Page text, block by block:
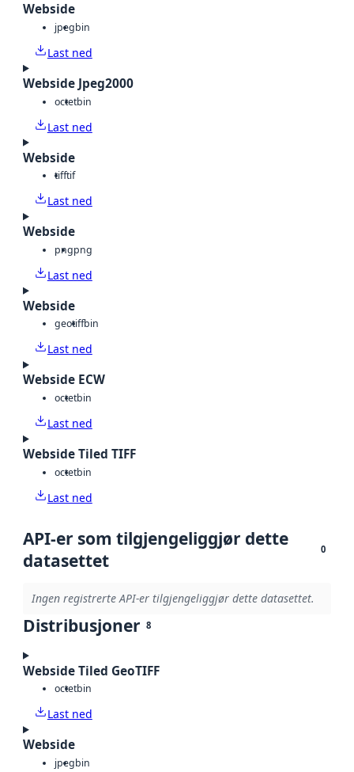
Webside
jpegbin
Last ned
Webside Jpeg2000
octetbin
Last ned
Webside
tifftif
Last ned
Webside
pngpng
Last ned
Webside
geotiffbin
Last ned
Webside ECW
octetbin
Last ned
Webside Tiled TIFF
octetbin
Last ned
API-er som tilgjengeliggjør dette
datasettet
0
Ingen registrerte API-er tilgjengeliggjør dette datasettet.
Distribusjoner 8
Webside Tiled GeoTIFF
octetbin
Last ned
Webside
jpegbin